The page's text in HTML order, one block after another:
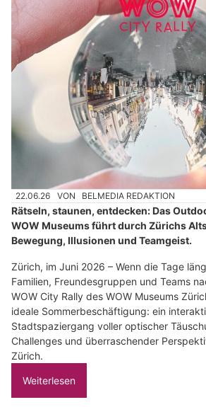
22.06.26 VON BELMEDIA REDAKTION
Rätseln, staunen, entdecken: Das
WOW Museums führt durch Zürichs
Bewegung, Illusionen und Teamgeist.
Zürich, im Juni 2026 – Wenn die Tage
Familien, Freundesgruppen und Teams
WOW City Rally des WOW Museums
ideale Sommerbeschäftigung: ein
Stadtspaziergang voller optischer
Challenges und überraschender
Zürich.
Weiterlesen